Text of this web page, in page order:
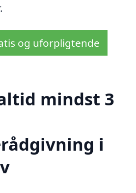
og uforpligtende
mindst 3
i